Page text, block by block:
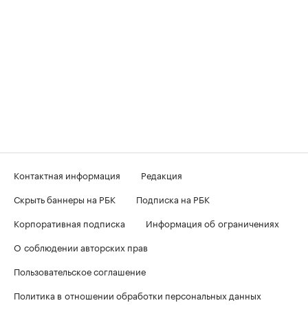
Контактная информация
Редакция
Скрыть баннеры на РБК
Подписка на РБК
Корпоративная подписка
Информация об ограничениях
О соблюдении авторских прав
Пользовательское соглашение
Политика в отношении обработки персональных данных